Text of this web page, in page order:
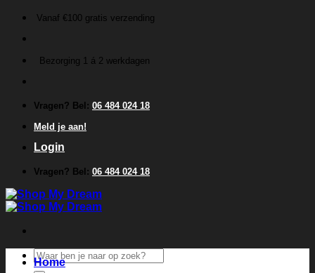
inhoud
Vanaf €100 gratis verzending
Bezorging 1 á 2 werkdagen
Vragen? Bel: 06 484 024 18
Meld je aan!
Login
Vragen? Bel: 06 484 024 18
Zoeken
naar:
Home